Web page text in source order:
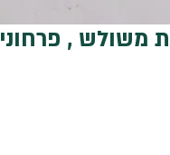
משולש , פרחוני